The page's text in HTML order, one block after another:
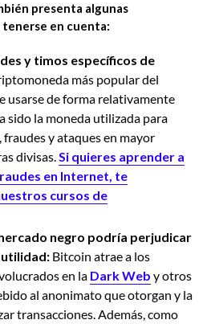
presenta algunas
en cuenta:
y timos específicos de
más popular del
usarse de forma relativamente
sido la moneda utilizada para
fraudes y ataques en mayor
divisas. Si quieres aprender a
en Internet, te
cursos de
negro podría perjudicar
utilidad: Bitcoin atrae a los
en la Dark Web y otros
al anonimato que otorgan y la
transacciones. Además, como